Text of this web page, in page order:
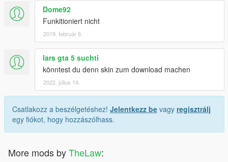
Dome92
Funkitioniert nicht
2019. február 6.
lars gta 5 suchti
könntest du denn skin zum download machen
2022. július 14.
Csatlakozz a beszélgetéshez! Jelentkezz be vagy regisztrálj
egy fiókot, hogy hozzászólhass.
More mods byTheLaw: